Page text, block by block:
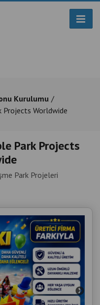
Kurulumu
Projects Worldwide
Park Projects
Park Projeleri